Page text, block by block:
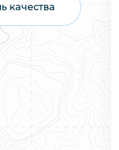
качества